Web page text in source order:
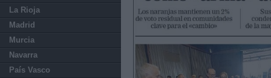
La Rioja
Madrid
Murcia
Navarra
País Vasco